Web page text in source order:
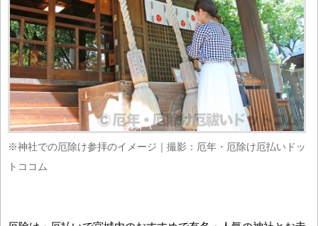
※神社での厄除け参拝のイメージ｜撮影：厄年・厄除け厄払いドッ
トココム